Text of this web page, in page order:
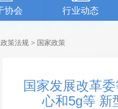
协会 行业动态
政策法规 > 国家政策
国家发展改革
心和5g等 新